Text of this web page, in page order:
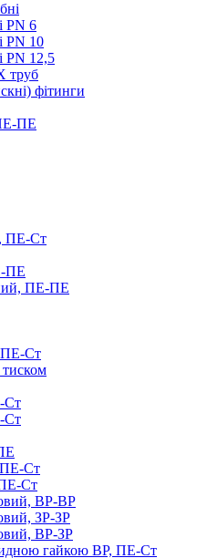
PN 6
PN 10
PN 12,5
труб
фітинги
ПЕ
ПЕ-Ст
ПЕ
ПЕ-ПЕ
ПЕ-Ст
тиском
Ст
Ст
ПЕ-Ст
Ст
ВР-ВР
ЗР-ЗР
ВР-ЗР
гайкою ВР, ПЕ-Ст